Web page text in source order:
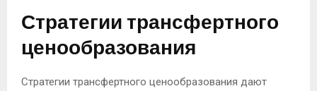
Стратегии трансфертного
ценообразования
Стратегии трансфертного ценообразования дают